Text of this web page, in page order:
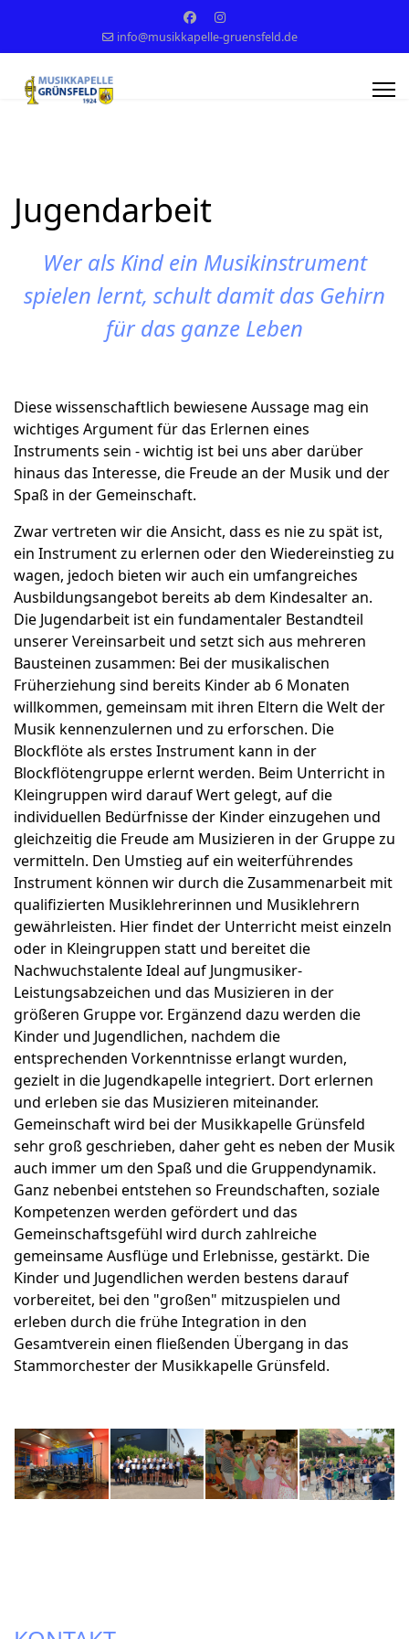
info@musikkapelle-gruensfeld.de
Jugendarbeit
Wer als Kind ein Musikinstrument
spielen lernt, schult damit das Gehirn
für das ganze Leben
Diese wissenschaftlich bewiesene Aussage mag ein
wichtiges Argument für das Erlernen eines
Instruments sein - wichtig ist bei uns aber darüber
hinaus das Interesse, die Freude an der Musik und der
Spaß in der Gemeinschaft.
Zwar vertreten wir die Ansicht, dass es nie zu spät ist,
ein Instrument zu erlernen oder den Wiedereinstieg zu
wagen, jedoch bieten wir auch ein umfangreiches
Ausbildungsangebot bereits ab dem Kindesalter an.
Die Jugendarbeit ist ein fundamentaler Bestandteil
unserer Vereinsarbeit und setzt sich aus mehreren
Bausteinen zusammen: Bei der musikalischen
Früherziehung sind bereits Kinder ab 6 Monaten
willkommen, gemeinsam mit ihren Eltern die Welt der
Musik kennenzulernen und zu erforschen. Die
Blockflöte als erstes Instrument kann in der
Blockflötengruppe erlernt werden. Beim Unterricht in
Kleingruppen wird darauf Wert gelegt, auf die
individuellen Bedürfnisse der Kinder einzugehen und
gleichzeitig die Freude am Musizieren in der Gruppe zu
vermitteln. Den Umstieg auf ein weiterführendes
Instrument können wir durch die Zusammenarbeit mit
qualifizierten Musiklehrerinnen und Musiklehrern
gewährleisten. Hier findet der Unterricht meist einzeln
oder in Kleingruppen statt und bereitet die
Nachwuchstalente Ideal auf Jungmusiker-
Leistungsabzeichen und das Musizieren in der
größeren Gruppe vor. Ergänzend dazu werden die
Kinder und Jugendlichen, nachdem die
entsprechenden Vorkenntnisse erlangt wurden,
gezielt in die Jugendkapelle integriert. Dort erlernen
und erleben sie das Musizieren miteinander.
Gemeinschaft wird bei der Musikkapelle Grünsfeld
sehr groß geschrieben, daher geht es neben der Musik
auch immer um den Spaß und die Gruppendynamik.
Ganz nebenbei entstehen so Freundschaften, soziale
Kompetenzen werden gefördert und das
Gemeinschaftsgefühl wird durch zahlreiche
gemeinsame Ausflüge und Erlebnisse, gestärkt. Die
Kinder und Jugendlichen werden bestens darauf
vorbereitet, bei den "großen" mitzuspielen und
erleben durch die frühe Integration in den
Gesamtverein einen fließenden Übergang in das
Stammorchester der Musikkapelle Grünsfeld.